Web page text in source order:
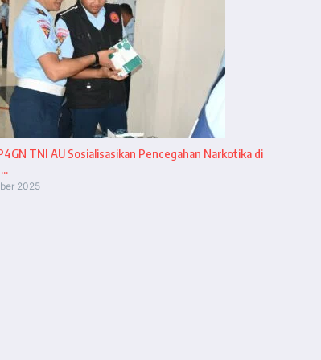
TNI AU Sosialisasikan Pencegahan Narkotika di
2025